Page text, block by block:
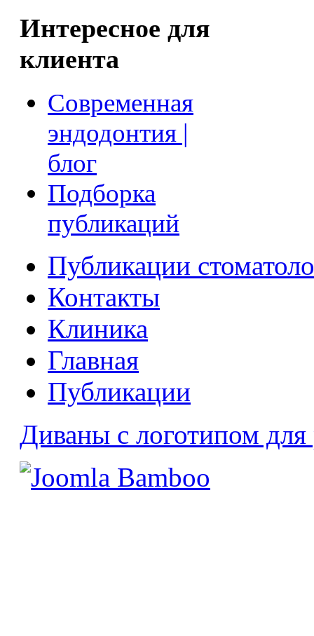
Интересное для
клиента
Современная
эндодонтия |
блог
Подборка
публикаций
Публикации
Контакты
Клиника
Главная
Публикации
Диваны с логотипом